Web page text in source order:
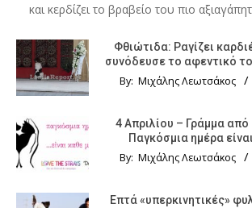
και κερδίζει το βραβείο του πιο
Φθιώτιδα: Ραγίζει
συνόδευσε το αφεντικό
By: Μιχάλης Λεωτσάκος
4 Απριλίου – Γράμμα από
Παγκόσμια ημέρα
By: Μιχάλης Λεωτσάκος
Επτά «υπερκινητικές»